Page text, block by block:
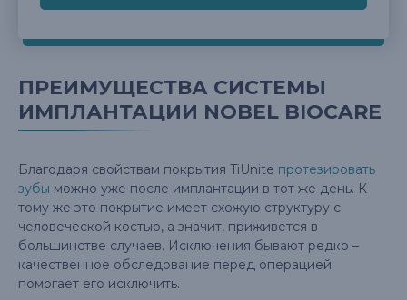
ПРЕИМУЩЕСТВА СИСТЕМЫ
ИМПЛАНТАЦИИ NOBEL BIOCARE
Благодаря свойствам покрытия TiUnite протезировать
зубы можно уже после имплантации в тот же день. К
тому же это покрытие имеет схожую структуру с
человеческой костью, а значит, приживется в
большинстве случаев. Исключения бывают редко –
качественное обследование перед операцией
помогает его исключить.